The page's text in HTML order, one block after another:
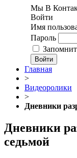
Мы В
Войти
Имя
Пароль
Войти
Главная
>
Видеоролики
>
Дневники
Дневники
седьмой